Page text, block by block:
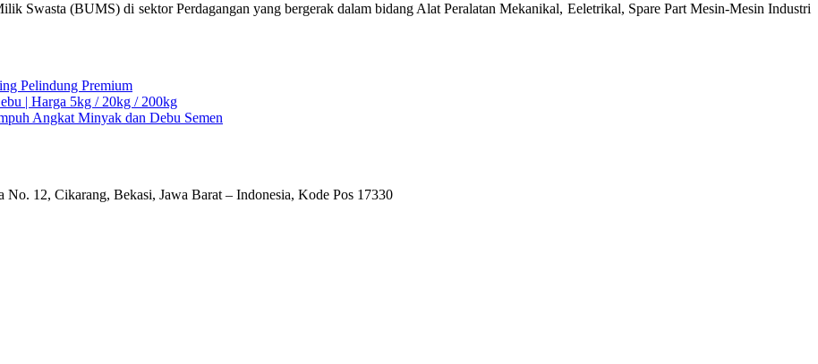
Swasta (BUMS) di sektor Perdagangan yang bergerak dalam bidang Alat Peralatan Mekanikal, Eeletrikal, Spare Part Mesin-Mesin Industri
Pelindung Premium
| Harga 5kg / 20kg / 200kg
Angkat Minyak dan Debu Semen
12, Cikarang, Bekasi, Jawa Barat – Indonesia, Kode Pos 17330